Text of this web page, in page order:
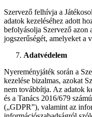
Szervező felhívja a
adatok kezeléséhez adott
befolyásolja Szervező azon
jogszerűségét, amelyeket a
Adatvédelem
Nyereményjáték során a
kezelése bizalmas, azokat
nem továbbítja. Az adatok
és a Tanács 2016/679
(„GDPR”), valamint az